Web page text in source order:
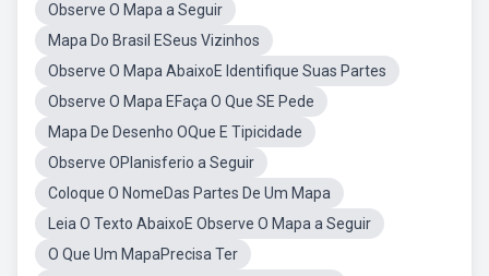
Observe O Mapa a Seguir
Mapa Do Brasil ESeus Vizinhos
Observe O Mapa AbaixoE Identifique Suas Partes
Observe O Mapa EFaça O Que SE Pede
Mapa De Desenho OQue E Tipicidade
Observe OPlanisferio a Seguir
Coloque O NomeDas Partes De Um Mapa
Leia O Texto AbaixoE Observe O Mapa a Seguir
O Que Um MapaPrecisa Ter